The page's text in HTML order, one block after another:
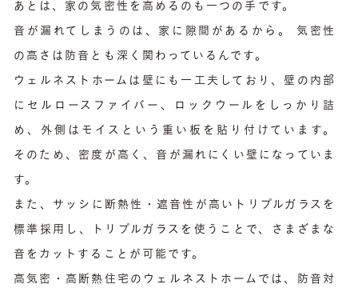
あとは、家の気密性を高めるのも一つの手です。
音が漏れてしまうのは、家に隙間があるから。 気密性
の高さは防音とも深く関わっているんです。
ウェルネストホームは壁にも一工夫しており、壁の内部
にセルロースファイバー、ロックウールをしっかり詰
め、外側はモイスという重い板を貼り付けています。
そのため、密度が高く、音が漏れにくい壁になっていま
す。
また、サッシに断熱性・遮音性が高いトリプルガラスを
標準採用し、トリプルガラスを使うことで、さまざまな
音をカットすることが可能です。
高気密・高断熱住宅のウェルネストホームでは、防音対